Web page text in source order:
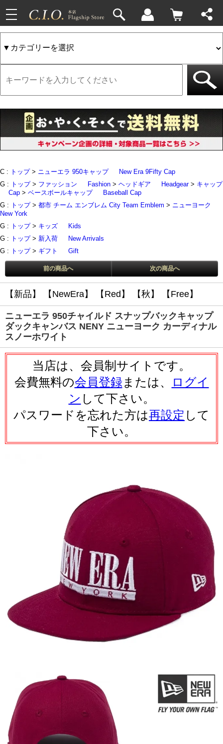
toggle
navigation
C : トップ> ニューエラ 950キャップ
New Era 9Fifty Cap
G : トップ> ファッション Fashion > ヘッドギア Headgear> キャップ
Cap > ベースボールキャップ
Baseball Cap
G : トップ> 都市 チーム エンブレム City Team Emblem > ニューヨーク
New York
G : トップ> キッズ
Kids
G : トップ> 新入荷
New Arrivals
G : トップ> ギフト Gift
前の商品へ 次の商品へ
【新品】 【NewEra】 【Red】 【秋】 【Free】
ニューエラ 950チャイルド スナップバックキャップ
ダックキャンバス NENY ニューヨーク カーディナル
スノーホワイト
当店は、会員制サイトです。
会費無料の会員登録または、
ログイ
ン して下さい。
パスワードを忘れた方は再設定 して
下さい。
4件
33件